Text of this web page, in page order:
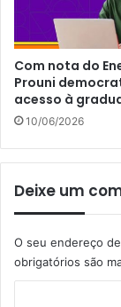
Com nota do
Prouni
acesso à
10/06/2026
Deixe um
O seu endereço
obrigatórios são